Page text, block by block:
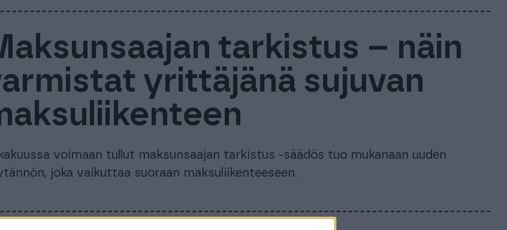
tarkistus – näin
yrittäjänä sujuvan
voimaan tullut maksunsaajan tarkistus -säädös tuo mukanaan uuden
joka vaikuttaa suoraan maksuliikenteeseen.